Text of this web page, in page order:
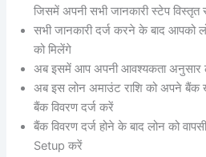
जिसमें अपनी सभी जानकारी स्टेप
सभी जानकारी दर्ज करने के बाद
को मिलेंगे
अब इसमें आप अपनी आवश्यकता अनुसार
अब इस लोन अमाउंट राशि को अपने बैंक
बैंक विवरण दर्ज करें
बैंक विवरण दर्ज होने के बाद लोन को
Setup करें